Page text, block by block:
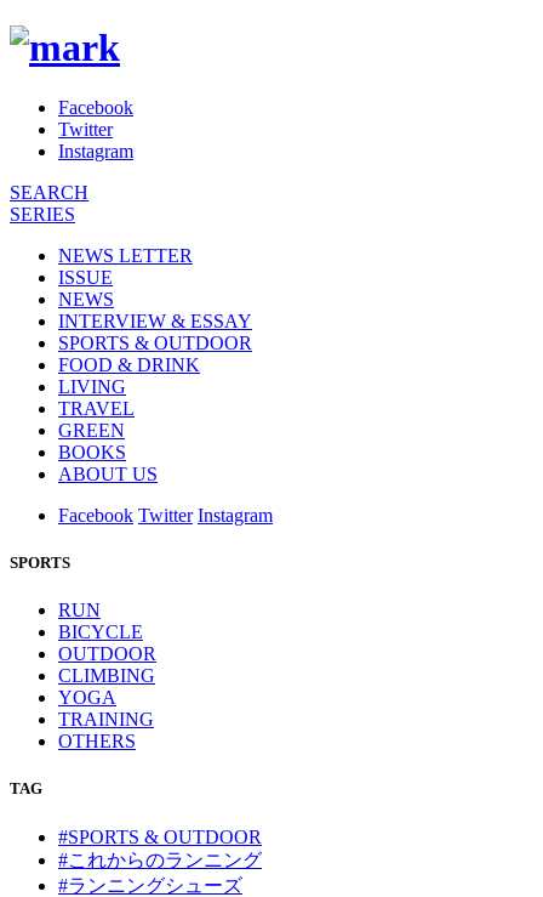
Facebook
Twitter
Instagram
SEARCH
SERIES
NEWS LETTER
ISSUE
NEWS
INTERVIEW & ESSAY
SPORTS & OUTDOOR
FOOD & DRINK
LIVING
TRAVEL
GREEN
BOOKS
ABOUT US
Facebook Twitter Instagram
SPORTS
RUN
BICYCLE
OUTDOOR
CLIMBING
YOGA
TRAINING
OTHERS
TAG
#SPORTS & OUTDOOR
#これからのランニング
#ランニングシューズ